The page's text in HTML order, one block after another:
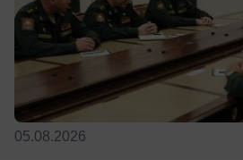
05.08.2026